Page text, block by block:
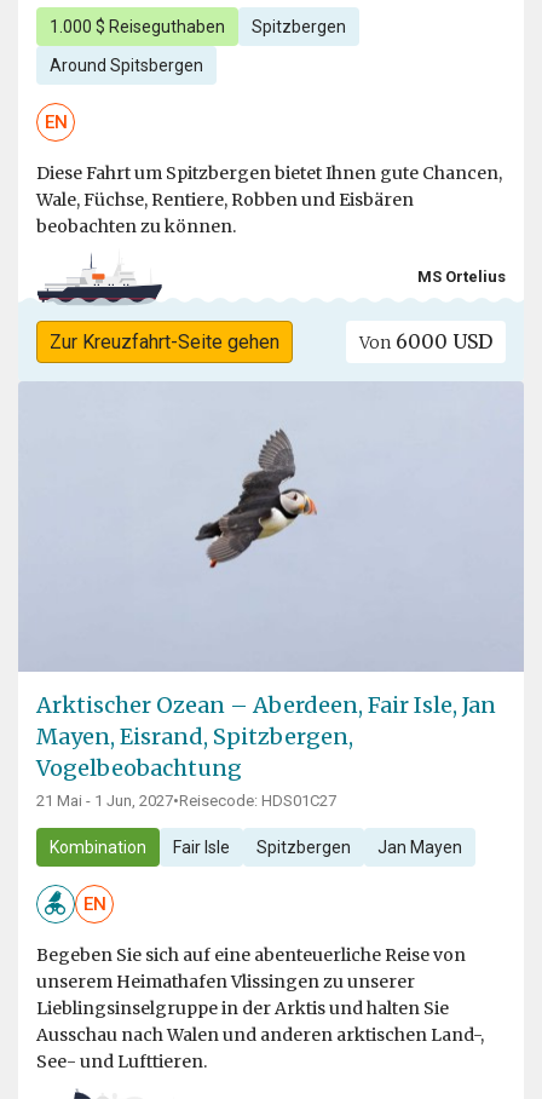
1.000 $ Reiseguthaben Spitzbergen
Around Spitsbergen
EN
Diese Fahrt um Spitzbergen bietet Ihnen gute Chancen,
Wale, Füchse, Rentiere, Robben und Eisbären
beobachten zu können.
MS Ortelius
Zur Kreuzfahrt-Seite gehen Von 6000 USD
Arktischer Ozean – Aberdeen, Fair Isle, Jan
Mayen, Eisrand, Spitzbergen,
Vogelbeobachtung
21 Mai - 1 Jun, 2027•Reisecode: HDS01C27
Kombination Fair Isle Spitzbergen Jan Mayen
EN
Begeben Sie sich auf eine abenteuerliche Reise von
unserem Heimathafen Vlissingen zu unserer
Lieblingsinselgruppe in der Arktis und halten Sie
Ausschau nach Walen und anderen arktischen Land-,
See- und Lufttieren.